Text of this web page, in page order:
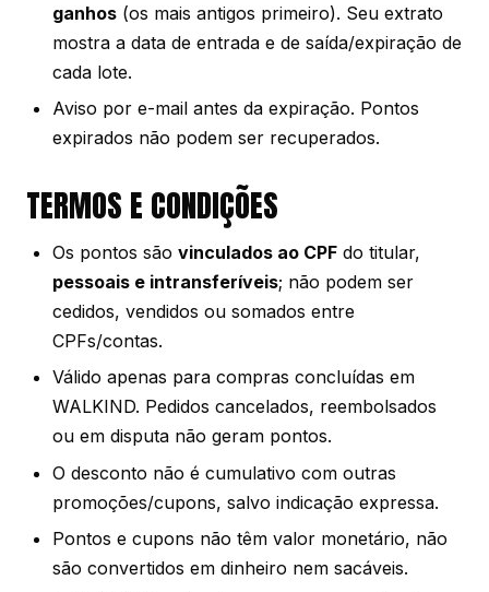
ganhos (os mais antigos primeiro). Seu extrato
mostra a data de entrada e de saída/expiração de
cada lote.
Aviso por e-mail antes da expiração. Pontos
expirados não podem ser recuperados.
TERMOS E CONDIÇÕES
Os pontos são vinculados ao CPF do titular,
pessoais e intransferíveis; não podem ser
cedidos, vendidos ou somados entre
CPFs/contas.
Válido apenas para compras concluídas em
WALKIND. Pedidos cancelados, reembolsados
ou em disputa não geram pontos.
O desconto não é cumulativo com outras
promoções/cupons, salvo indicação expressa.
Pontos e cupons não têm valor monetário, não
são convertidos em dinheiro nem sacáveis.